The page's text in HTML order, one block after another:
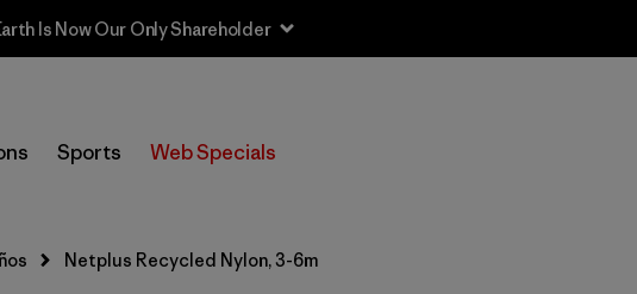
Is Now Our Only Shareholder
Sports Web Specials
Netplus Recycled Nylon, 3-6m